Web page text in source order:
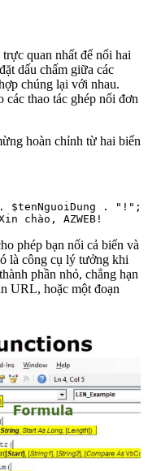
quan nhất để nối hai
dấu chấm giữa các
chúng lại với nhau.
thao tác ghép nối đơn
hoàn chỉnh từ hai biến
$tenNguoiDung . "!";
phép bạn nối cả biến và
là công cụ lý tưởng khi
phần nhỏ, chẳng hạn
URL, hoặc một đoạn